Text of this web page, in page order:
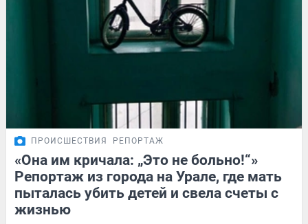
ПРОИСШЕСТВИЯ РЕПОРТАЖ
«Она им кричала: „Это не больно!“»
Репортаж из города на Урале, где мать
пыталась убить детей и свела счеты с
жизнью